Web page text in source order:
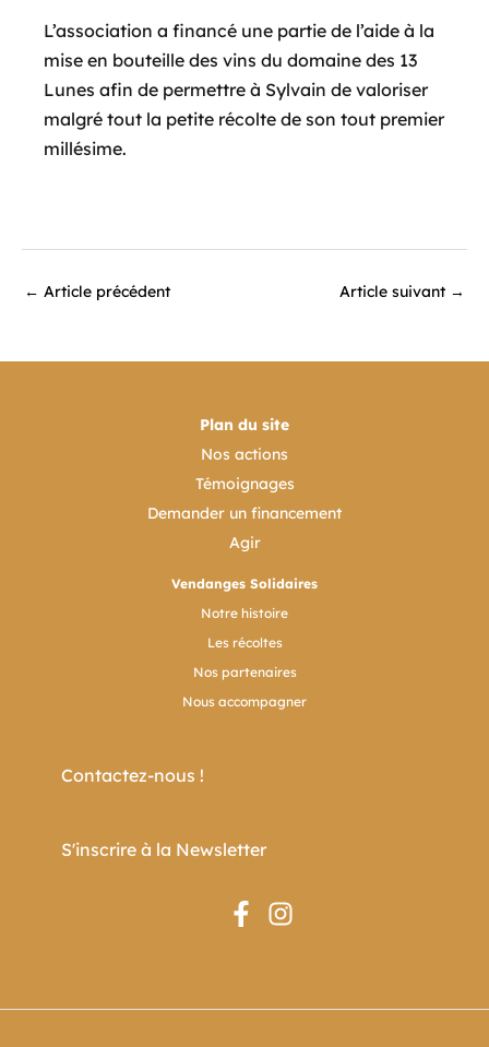
L’association a financé une partie de l’aide à la
mise en bouteille des vins du domaine des 13
Lunes afin de permettre à Sylvain de valoriser
malgré tout la petite récolte de son tout premier
millésime.
← Article précédent Article suivant →
Plan du site
Nos actions
Témoignages
Demander un financement
Agir
Vendanges Solidaires
Notre histoire
Les récoltes
Nos partenaires
Nous accompagner
Contactez-nous !
S'inscrire à la Newsletter